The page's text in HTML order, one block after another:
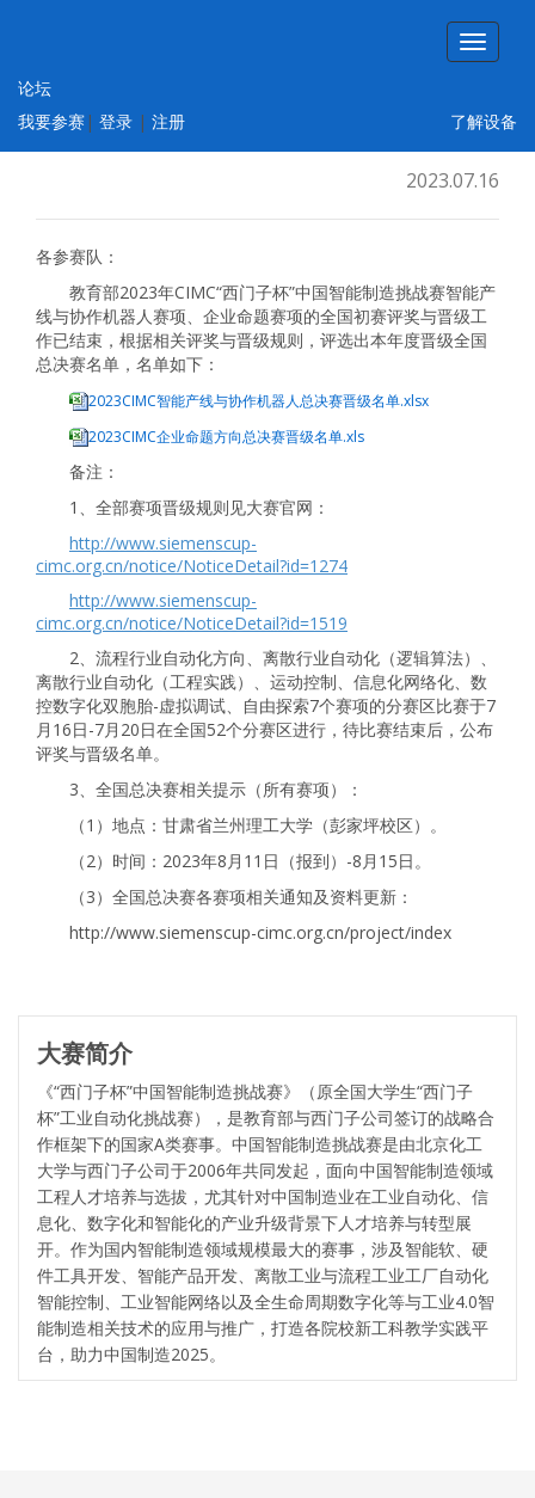
论坛
我要参赛 | 登录 | 注册 了解设备
2023年CIMC晋级全国总决赛名单（智能产
线与协作机器人、企业命题）
2023.07.16
各参赛队：
教育部2023年CIMC“西门子杯”中国智能制造挑战赛智能产
线与协作机器人赛项、企业命题赛项的全国初赛评奖与晋级工
作已结束，根据相关评奖与晋级规则，评选出本年度晋级全国
总决赛名单，名单如下：
2023CIMC智能产线与协作机器人总决赛晋级名单.xlsx
2023CIMC企业命题方向总决赛晋级名单.xls
备注：
1、全部赛项晋级规则见大赛官网：
http://www.siemenscup-
cimc.org.cn/notice/NoticeDetail?id=1274
http://www.siemenscup-
cimc.org.cn/notice/NoticeDetail?id=1519
2、流程行业自动化方向、离散行业自动化（逻辑算法）、
离散行业自动化（工程实践）、运动控制、信息化网络化、数
控数字化双胞胎-虚拟调试、自由探索7个赛项的分赛区比赛于7
月16日-7月20日在全国52个分赛区进行，待比赛结束后，公布
评奖与晋级名单。
3、全国总决赛相关提示（所有赛项）：
（1）地点：甘肃省兰州理工大学（彭家坪校区）。
（2）时间：2023年8月11日（报到）-8月15日。
（3）全国总决赛各赛项相关通知及资料更新：
http://www.siemenscup-cimc.org.cn/project/index
大赛简介
《“西门子杯”中国智能制造挑战赛》（原全国大学生“西门子
杯”工业自动化挑战赛），是教育部与西门子公司签订的战略合
作框架下的国家A类赛事。中国智能制造挑战赛是由北京化工
大学与西门子公司于2006年共同发起，面向中国智能制造领域
工程人才培养与选拔，尤其针对中国制造业在工业自动化、信
息化、数字化和智能化的产业升级背景下人才培养与转型展
开。作为国内智能制造领域规模最大的赛事，涉及智能软、硬
件工具开发、智能产品开发、离散工业与流程工业工厂自动化
智能控制、工业智能网络以及全生命周期数字化等与工业4.0智
能制造相关技术的应用与推广，打造各院校新工科教学实践平
台，助力中国制造2025。